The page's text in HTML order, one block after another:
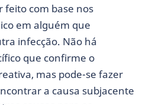
feito com base nos
em alguém que
infecção. Não há
que confirme o
mas pode-se fazer
a causa subjacente